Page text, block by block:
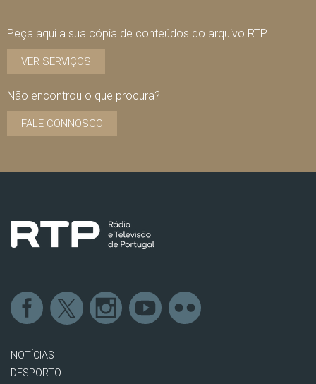
Peça aqui a sua cópia de conteúdos do arquivo RTP
VER SERVIÇOS
Não encontrou o que procura?
FALE CONNOSCO
NOTÍCIAS
DESPORTO